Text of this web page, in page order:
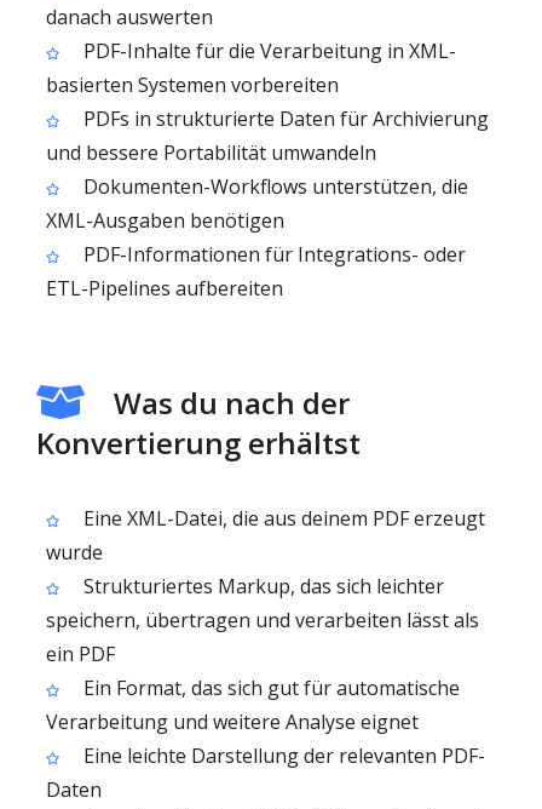
danach auswerten
PDF-Inhalte für die Verarbeitung in XML-
basierten Systemen vorbereiten
PDFs in strukturierte Daten für Archivierung
und bessere Portabilität umwandeln
Dokumenten-Workflows unterstützen, die
XML-Ausgaben benötigen
PDF-Informationen für Integrations- oder
ETL-Pipelines aufbereiten
Was du nach der
Konvertierung erhältst
Eine XML-Datei, die aus deinem PDF erzeugt
wurde
Strukturiertes Markup, das sich leichter
speichern, übertragen und verarbeiten lässt als
ein PDF
Ein Format, das sich gut für automatische
Verarbeitung und weitere Analyse eignet
Eine leichte Darstellung der relevanten PDF-
Daten